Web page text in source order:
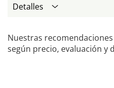
Detalles
Nuestras
según precio, evaluación y